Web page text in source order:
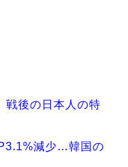
戦後の日本人の特
減少…韓国の